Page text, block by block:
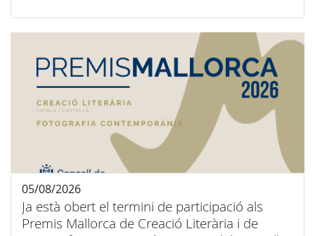
Ja està obert el termini de participació als
Premis Mallorca de Creació Literària i de
05/08/2026